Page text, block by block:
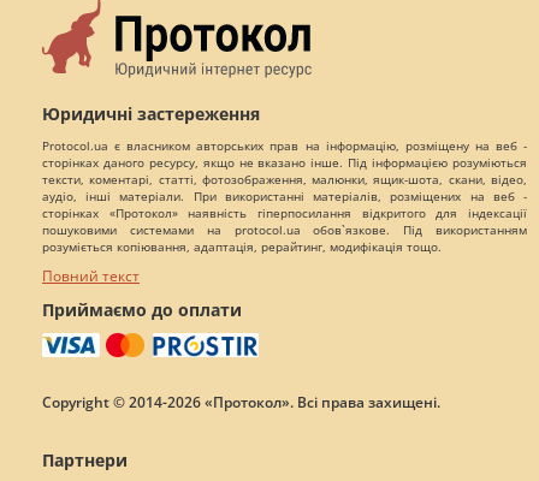
Юридичні застереження
Protocol.ua є власником авторських прав на інформацію, розміщену на веб -
сторінках даного ресурсу, якщо не вказано інше. Під інформацією розуміються
тексти, коментарі, статті, фотозображення, малюнки, ящик-шота, скани, відео,
аудіо, інші матеріали. При використанні матеріалів, розміщених на веб -
сторінках «Протокол» наявність гіперпосилання відкритого для індексації
пошуковими системами на protocol.ua обов`язкове. Під використанням
розуміється копіювання, адаптація, рерайтинг, модифікація тощо.
Повний текст
Приймаємо до оплати
Copyright © 2014-2026 «Протокол». Всі права захищені.
Партнери